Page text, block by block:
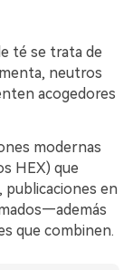
té se trata de
neutros
acogedores
modernas
HEX) que
publicaciones en
que combinen.